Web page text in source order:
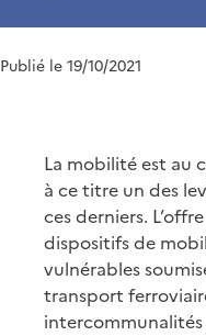
Publié le 19/10/2021
La mobilité est au
à ce titre un des
ces derniers.
dispositifs de
vulnérables
transport